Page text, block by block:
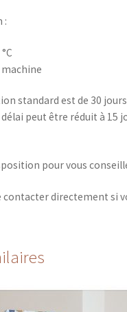
:
machine
standard est de 30
peut être réduit à 15
pour vous
contacter directement si